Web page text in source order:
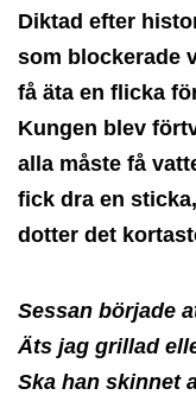
Diktad efter
som blockerade
få äta en flicka
Kungen blev
alla måste få
fick dra en
dotter det
Sessan började
Äts jag grillad
Ska han skinnet